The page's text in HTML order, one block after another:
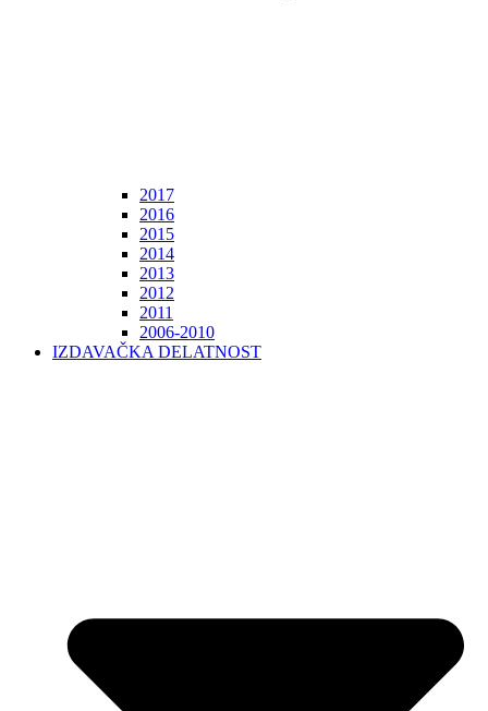
2017
2016
2015
2014
2013
2012
2011
2006-2010
IZDAVAČKA DELATNOST